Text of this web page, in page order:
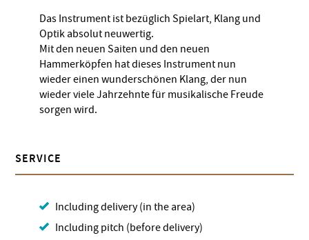
Das Instrument ist bezüglich Spielart, Klang und
Optik absolut neuwertig.
Mit den neuen Saiten und den neuen
Hammerköpfen hat dieses Instrument nun
wieder einen wunderschönen Klang, der nun
wieder viele Jahrzehnte für musikalische Freude
sorgen wird.
SERVICE
Including delivery (in the area)
Including pitch (before delivery)